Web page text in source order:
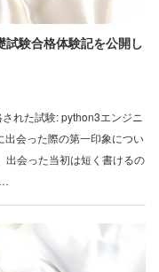
験合格体験記を公開し
れた試験: python3エンジニ
会った際の第一印象につい
出会った当初は短く書けるの